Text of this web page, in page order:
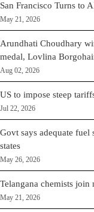
San Francisco Turns to
May 21, 2026
Arundhati Choudhary
medal, Lovlina
Aug 02, 2026
US to impose steep
Jul 22, 2026
Govt says adequate
states
May 26, 2026
Telangana chemists
May 21, 2026